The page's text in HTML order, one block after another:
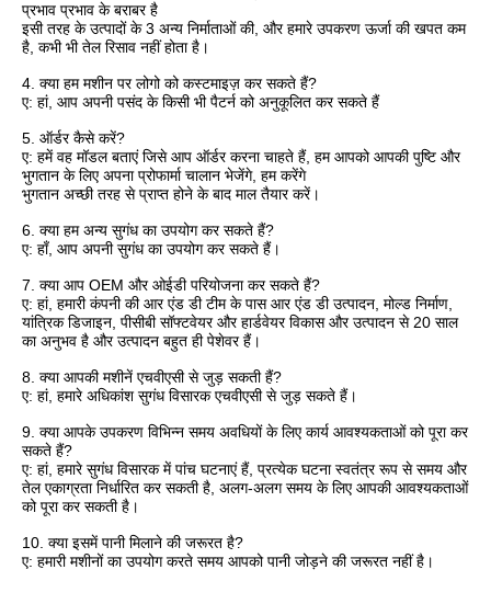
प्रभाव प्रभाव के बराबर है
इसी तरह के उत्पादों के 3 अन्य निर्माताओं की, और हमारे उपकरण ऊर्जा की खपत कम
है, कभी भी तेल रिसाव नहीं होता है।
4. क्या हम मशीन पर लोगो को कस्टमाइज़ कर सकते हैं?
ए: हां, आप अपनी पसंद के किसी भी पैटर्न को अनुकूलित कर सकते हैं
5. ऑर्डर कैसे करें?
ए: हमें वह मॉडल बताएं जिसे आप ऑर्डर करना चाहते हैं, हम आपको आपकी पुष्टि और
भुगतान के लिए अपना प्रोफार्मा चालान भेजेंगे, हम करेंगे
भुगतान अच्छी तरह से प्राप्त होने के बाद माल तैयार करें।
6. क्या हम अन्य सुगंध का उपयोग कर सकते हैं?
ए: हाँ, आप अपनी सुगंध का उपयोग कर सकते हैं।
7. क्या आप OEM और ओईडी परियोजना कर सकते हैं?
ए: हां, हमारी कंपनी की आर एंड डी टीम के पास आर एंड डी उत्पादन, मोल्ड निर्माण,
यांत्रिक डिजाइन, पीसीबी सॉफ्टवेयर और हार्डवेयर विकास और उत्पादन से 20 साल
का अनुभव है और उत्पादन बहुत ही पेशेवर हैं।
8. क्या आपकी मशीनें एचवीएसी से जुड़ सकती हैं?
ए: हां, हमारे अधिकांश सुगंध विसारक एचवीएसी से जुड़ सकते हैं।
9. क्या आपके उपकरण विभिन्न समय अवधियों के लिए कार्य आवश्यकताओं को पूरा कर
सकते हैं?
ए: हां, हमारे सुगंध विसारक में पांच घटनाएं हैं, प्रत्येक घटना स्वतंत्र रूप से समय और
तेल एकाग्रता निर्धारित कर सकती है, अलग-अलग समय के लिए आपकी आवश्यकताओं
को पूरा कर सकती है।
10. क्या इसमें पानी मिलाने की जरूरत है?
ए: हमारी मशीनों का उपयोग करते समय आपको पानी जोड़ने की जरूरत नहीं है।